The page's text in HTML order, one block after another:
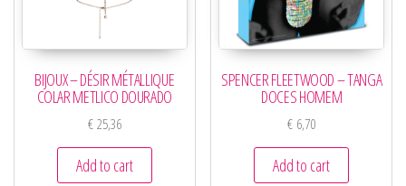
BIJOUX – DÉSIR MÉTALLIQUE
COLAR METLICO DOURADO
€25,36
Add to cart
SPENCER FLEETWOOD – TANGA
DOCES HOMEM
€ 6,70
Add to cart